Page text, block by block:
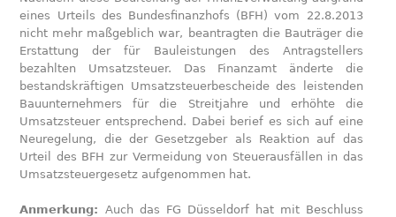
eines Urteils des Bundesfinanzhofs (BFH) vom 22.8.2013
nicht mehr maßgeblich war, beantragten die Bauträger die
Erstattung der für Bauleistungen des Antragstellers
bezahlten Umsatzsteuer. Das Finanzamt änderte die
bestandskräftigen Umsatzsteuerbescheide des leistenden
Bauunternehmers für die Streitjahre und erhöhte die
Umsatzsteuer entsprechend. Dabei berief es sich auf eine
Neuregelung, die der Gesetzgeber als Reaktion auf das
Urteil des BFH zur Vermeidung von Steuerausfällen in das
Umsatzsteuergesetz aufgenommen hat.
Anmerkung:Auch das FG Düsseldorf hat mit Beschluss